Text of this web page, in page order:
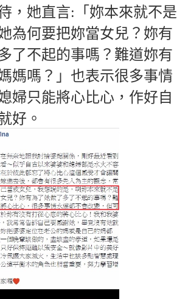
，她直言:「妳本來就不是
為何要把妳當女兒？妳有
了不起的事嗎？難道妳有
媽嗎？」也表示很多事情
婦只能將心比心，作好自
好。